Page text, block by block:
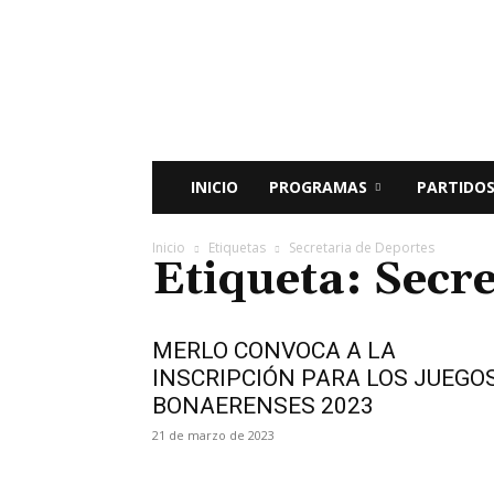
INICIO PROGRAMAS
Inicio Etiquetas Secretaria de Deportes
Etiqueta:
MERLO CONVOCA A LA
INSCRIPCIÓN PARA LOS
BONAERENSES 2023
21 de marzo de 2023